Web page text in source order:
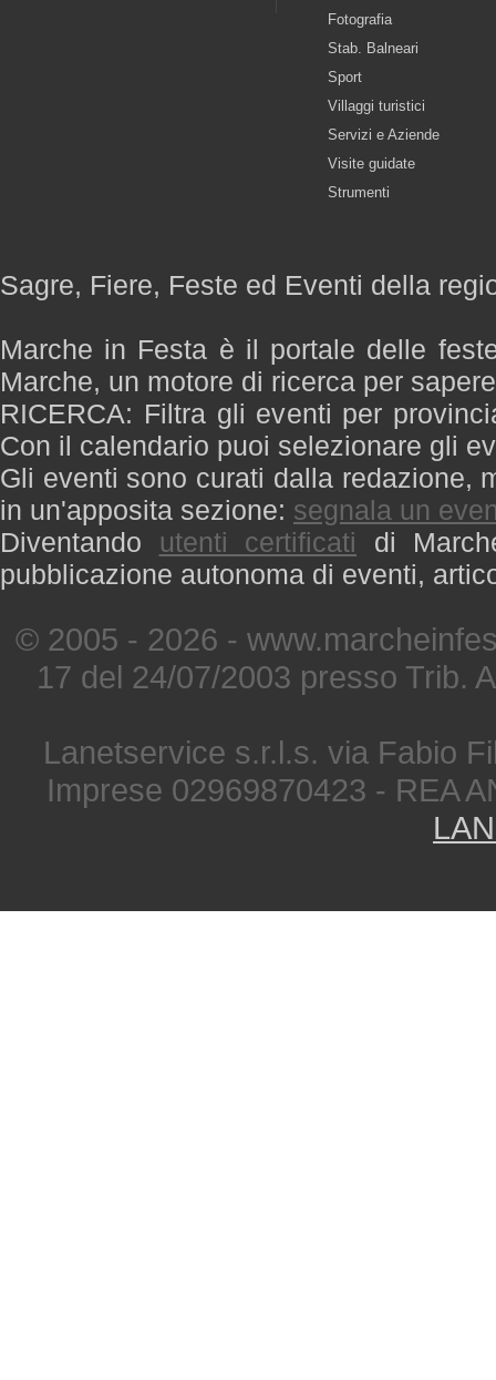
Fotografia
Stab. Balneari
Sport
Villaggi turistici
Servizi e Aziende
Visite guidate
Strumenti
Sagre, Fiere, Feste ed Eventi della
Marche in Festa è il portale delle
Marche, un motore di ricerca per
RICERCA: Filtra gli eventi per
Con il calendario puoi selezionare gli
Gli eventi sono curati dalla redazione,
in un'apposita sezione: segnala un
Diventando utenti certificati di
pubblicazione autonoma di eventi,
© 2005 - 2026 -
17 del 24/07/2003 presso Trib.
Lanetservice s.r.l.s. via Fabio
Imprese 02969870423 - REA